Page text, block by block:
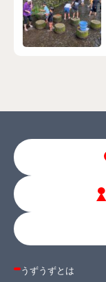
うずうずとは